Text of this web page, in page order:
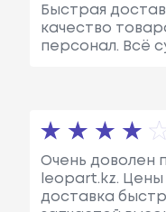
Быстрая
качество
персонал. Всё
Очень доволен
leopart.kz.
доставка